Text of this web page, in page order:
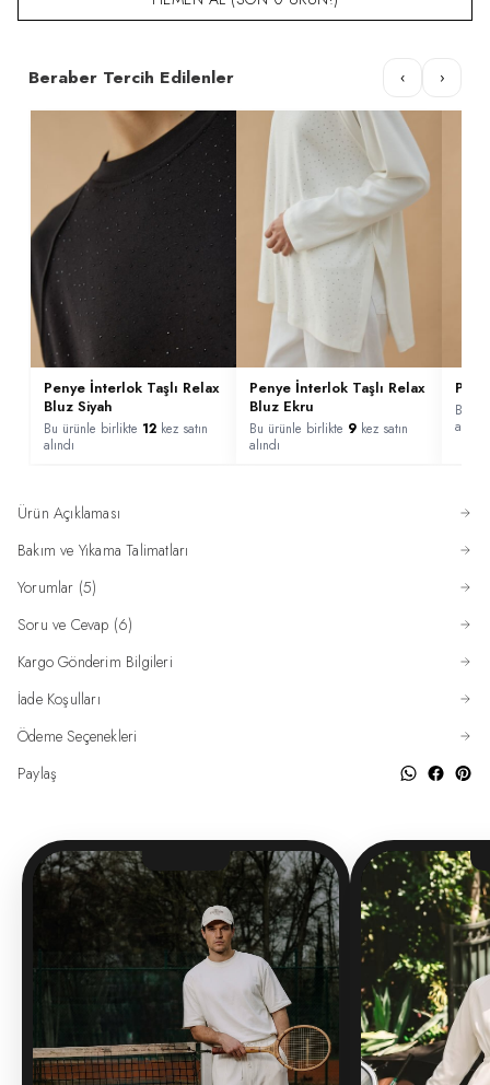
Beraber Tercih Edilenler ‹ ›
Penye İnterlok Taşlı Relax
Bluz Siyah
Bu ürünle birlikte 12 kez satın
alındı
Penye İnterlok Taşlı Relax
Bluz Ekru
Bu ürünle birlikte 9 kez satın
alındı
Bu
alındı
Ürün Açıklaması
Bakım ve Yıkama Talimatları
Yorumlar (5)
Soru ve Cevap (6)
Kargo Gönderim Bilgileri
İade Koşulları
Ödeme Seçenekleri
Paylaş